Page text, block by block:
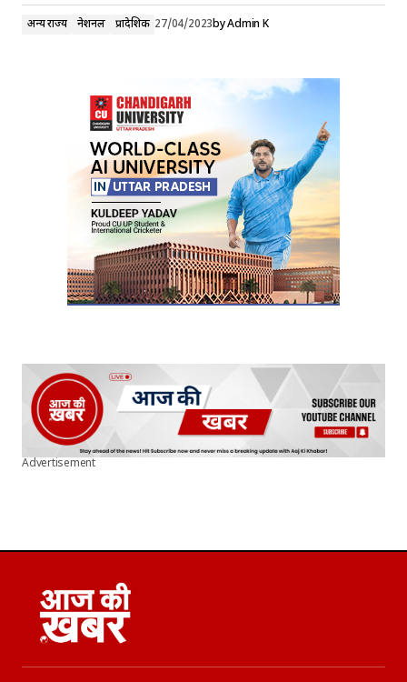
अन्य राज्य नेशनल प्रादेशिक 27/04/2023byAdmin K
Advertisement